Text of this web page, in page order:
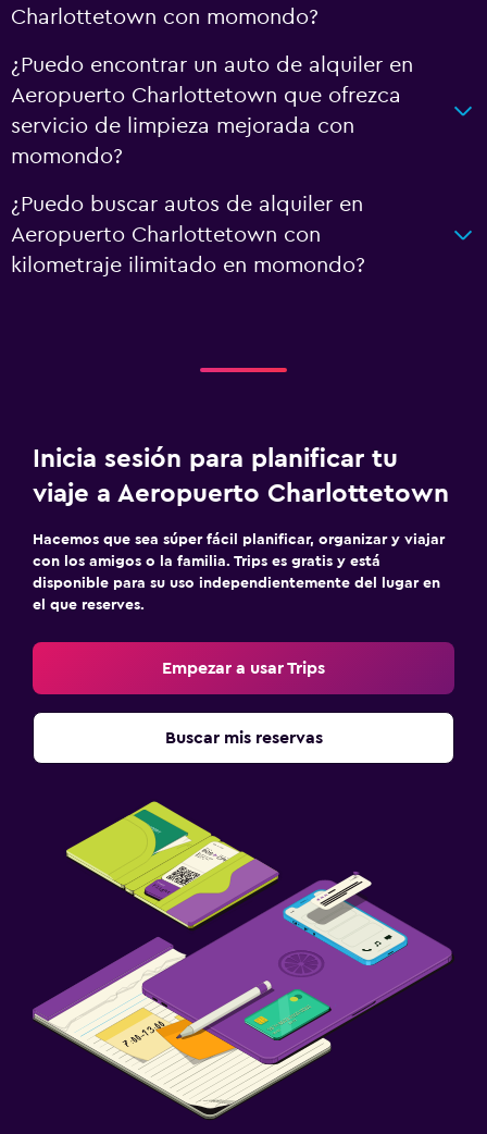
Charlottetown con momondo?
¿Puedo encontrar un auto de alquiler en
Aeropuerto Charlottetown que ofrezca
servicio de limpieza mejorada con
momondo?
¿Puedo buscar autos de alquiler en
Aeropuerto Charlottetown con
kilometraje ilimitado en momondo?
Inicia sesión para planificar tu
viaje a Aeropuerto Charlottetown
Hacemos que sea súper fácil planificar, organizar y viajar
con los amigos o la familia. Trips es gratis y está
disponible para su uso independientemente del lugar en
el que reserves.
Empezar a usar Trips
Buscar mis reservas